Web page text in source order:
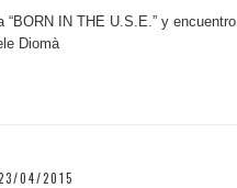
“BORN IN THE U.S.E.” y encuentro
Diomà
04/2015